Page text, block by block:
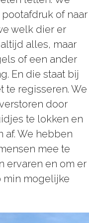
of naar
welk dier er
alles, maar
of een ander
En die staat bij
te regisseren. We
door
te lokken en
af. We hebben
mee te
ervaren en om er
min mogelijke